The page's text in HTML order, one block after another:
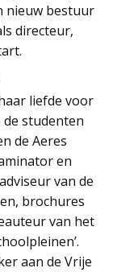
nieuw bestuur
directeur,
liefde voor
studenten
de Aeres
en
van de
brochures
van het
aan de Vrije